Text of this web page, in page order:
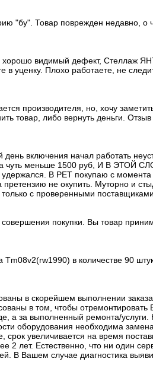
"бу". Товар поврежден
видимый дефект, Стеллаж
в уценку. Плохо работаете, не
производителя, но, хочу
товар, либо вернуть деньги.
включения начал работать
Цена чуть меньше 1500 руб, И
В РЕТ покупаю с момента
не окупить. Муторно и
с проверенными
покупки. Вы товар
в количестве 90
в скорейшем выполнении
в том, чтобы
а за выполненный ремонта/
оборудования необходима
срок увеличивается на время
2 лет. Естественно, что ни один
В Вашем случае диагностика